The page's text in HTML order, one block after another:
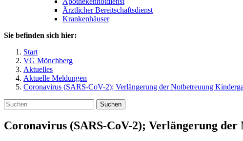
Ärztlicher Bereitschaftsdienst
Krankenhäuser
Sie befinden sich hier:
Start
VG Mönchberg
Aktuelles
Aktuelle Meldungen
Coronavirus (SARS-CoV-2); Verlängerung der Notbetreuung
Suchen
Coronavirus (SARS-CoV-2); Verlängerung